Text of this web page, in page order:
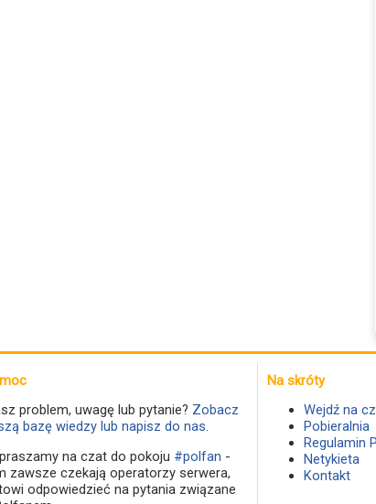
problem, uwagę lub pytanie? Zobacz
bazę wiedzy lub napisz do nas.
na czat do pokoju #polfan -
zawsze czekają operatorzy serwera,
odpowiedzieć na pytania związane
Na skróty
Wejdź na
Pobieralnia
Regulamin
Netykieta
Kontakt